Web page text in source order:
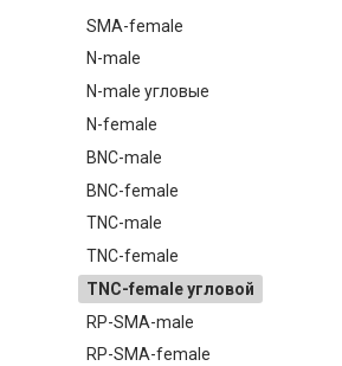
SMA-female
N-male
N-male угловые
N-female
BNC-male
BNC-female
TNC-male
TNC-female
TNC-female угловой
RP-SMA-male
RP-SMA-female